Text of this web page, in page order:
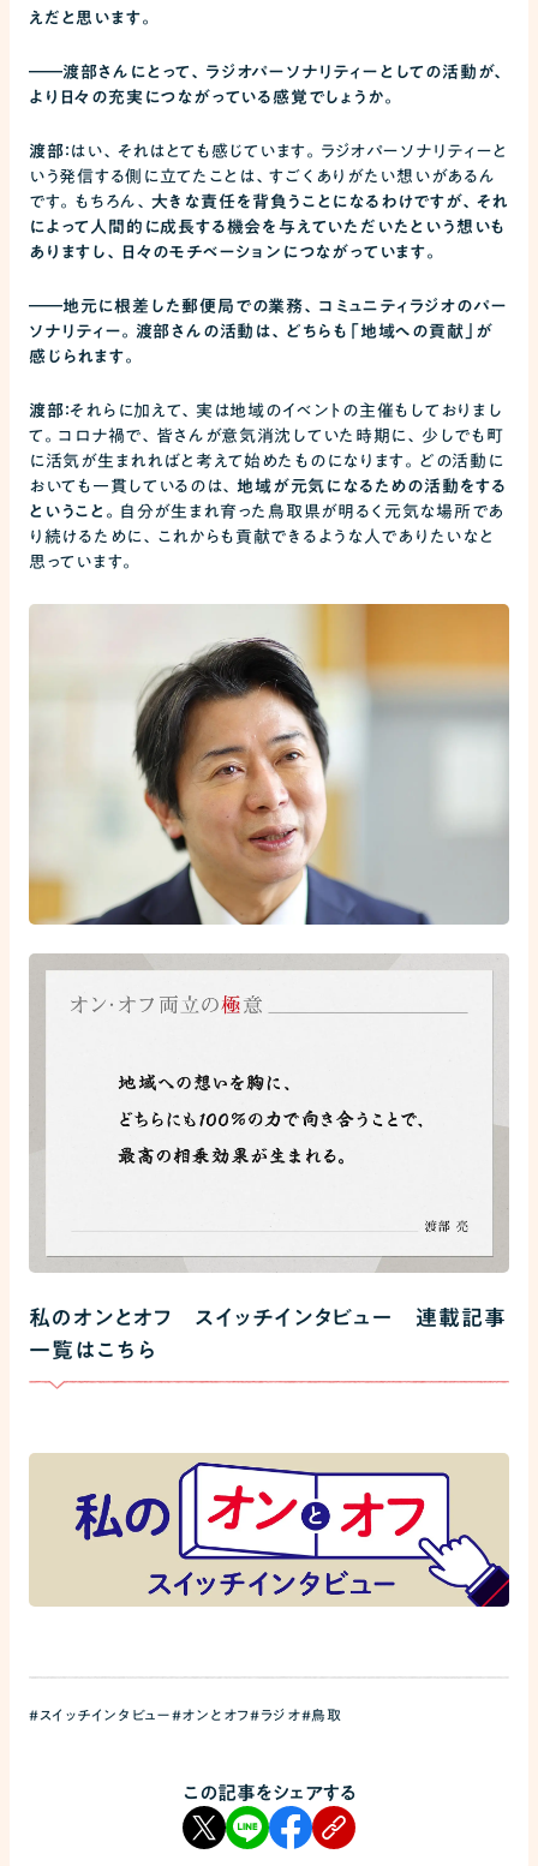
えだと思います。
――渡部さんにとって、ラジオパーソナリティーとしての活動が、
より日々の充実につながっている感覚でしょうか。
渡部： はい、それはとても感じています。ラジオパーソナリティーと
いう発信する側に立てたことは、すごくありがたい想いがあるん
です。もちろん、 大きな責任を背負うことになるわけですが、それ
によって人間的に成長する機会を与えていただいたという想いも
ありますし、日々のモチベーションにつながっています。
――地元に根差した郵便局での業務、コミュニティラジオのパー
ソナリティー。渡部さんの活動は、どちらも「地域への貢献」が
感じられます。
渡部：それらに加えて、実は地域のイベントの主催もしておりまし
て。コロナ禍で、皆さんが意気消沈していた時期に、少しでも町
に活気が生まれればと考えて始めたものになります。どの活動に
おいても一貫しているのは、地域が元気になるための活動をする
ということ。 自分が生まれ育った鳥取県が明るく元気な場所であ
り続けるために、これからも貢献できるような人でありたいなと
思っています。
私のオンとオフ スイッチインタビュー 連載記事
一覧はこちら
#スイッチインタビュー#オンとオフ#ラジオ#鳥取
この記事をシェアする